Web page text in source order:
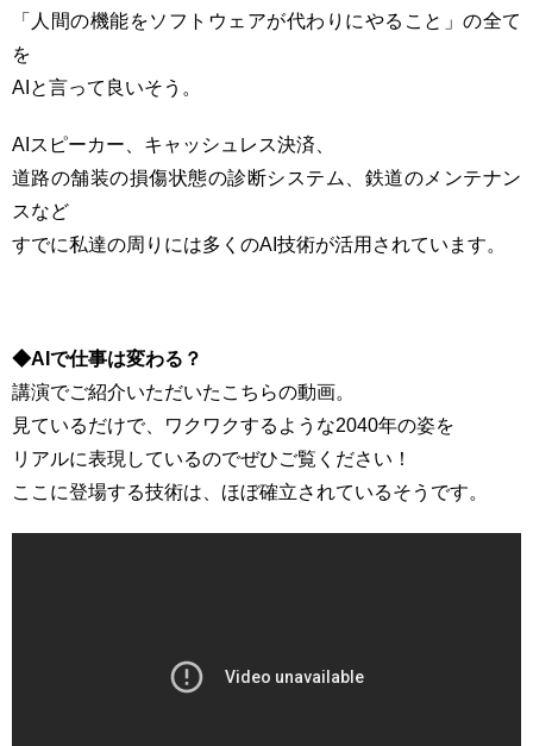
「人間の機能をソフトウェアが代わりにやること」の全て
を
AIと言って良いそう。
AIスピーカー、キャッシュレス決済、
道路の舗装の損傷状態の診断システム、鉄道のメンテナン
スなど
すでに私達の周りには多くのAI技術が活用されています。
◆AIで仕事は変わる？
講演でご紹介いただいたこちらの動画。
見ているだけで、ワクワクするような2040年の姿を
リアルに表現しているのでぜひご覧ください！
ここに登場する技術は、ほぼ確立されているそうです。